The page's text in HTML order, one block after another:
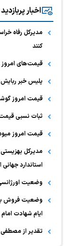
اخبار پربازدید
مدیرکل رفاه
کنند
قیمت‌های امروز
پلیس خبر ربایش
قیمت امروز
ثبات نسبی قیمت
قیمت امروز
مدیرکل
استاندارد
وضعیت
وضعیت فروش
ایام شهادت
تقدیر از مصطفی